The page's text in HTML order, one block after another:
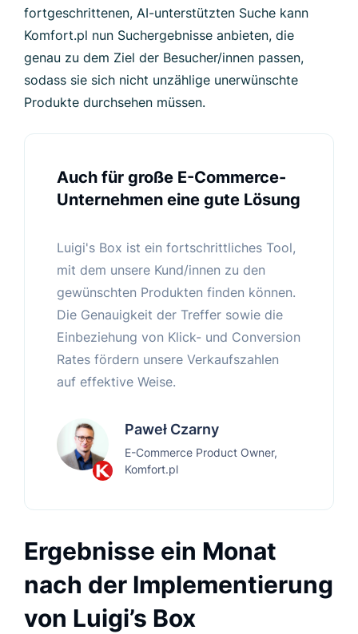
fortgeschrittenen, AI-unterstützten Suche kann
Komfort.pl nun Suchergebnisse anbieten, die
genau zu dem Ziel der Besucher/innen passen,
sodass sie sich nicht unzählige unerwünschte
Produkte durchsehen müssen.
Auch für große E-Commerce-
Unternehmen eine gute Lösung
Luigi's Box ist ein fortschrittliches Tool,
mit dem unsere Kund/innen zu den
gewünschten Produkten finden können.
Die Genauigkeit der Treffer sowie die
Einbeziehung von Klick- und Conversion
Rates fördern unsere Verkaufszahlen
auf effektive Weise.
Paweł Czarny
E-Commerce Product Owner,
Komfort.pl
Ergebnisse ein Monat
nach der Implementierung
von Luigi’s Box